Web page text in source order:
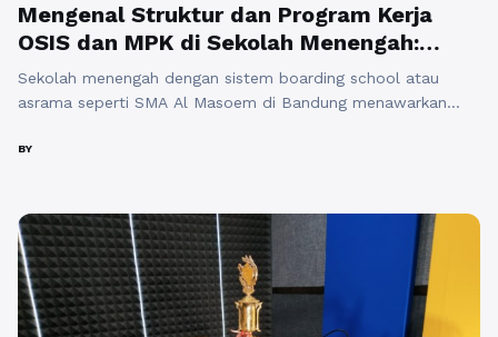
Mengenal Struktur dan Program Kerja
OSIS dan MPK di Sekolah Menengah:
Boarding School SMA Al Masoem
Bandung
Sekolah menengah dengan sistem boarding school atau
asrama seperti SMA Al Masoem di Bandung menawarkan
umumnya. Di dalam lingkungan ini, Organisasi Siswa Intra
kesejahteraan siswa. Mengetahui struktur dan program kerja
OSIS dan MPK ...Baca Selengkapnya
BY